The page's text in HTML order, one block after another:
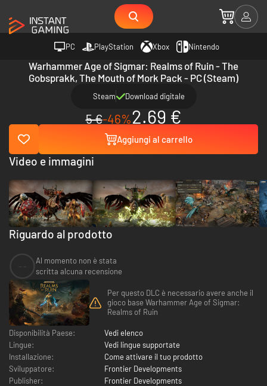
PC PlayStation Xbox Nintendo
Warhammer Age of Sigmar: Realms of Ruin - The
Gobsprakk, The Mouth of Mork Pack - PC (Steam)
Steam Download digitale
5 €-46%2.69 €
Aggiungi al carrello
Riguardo al prodotto
Al momento non è stata
scritta alcuna recensione
Per questo DLC è necessario avere anche il
gioco base Warhammer Age of Sigmar:
Realms of Ruin
Disponibilità Paese:
Vedi elenco
Lingue:
Vedi lingue supportate
Installazione:
Come attivare il tuo prodotto
Sviluppatore:
Frontier Developments
Publisher:
Frontier Developments
Video e immagini